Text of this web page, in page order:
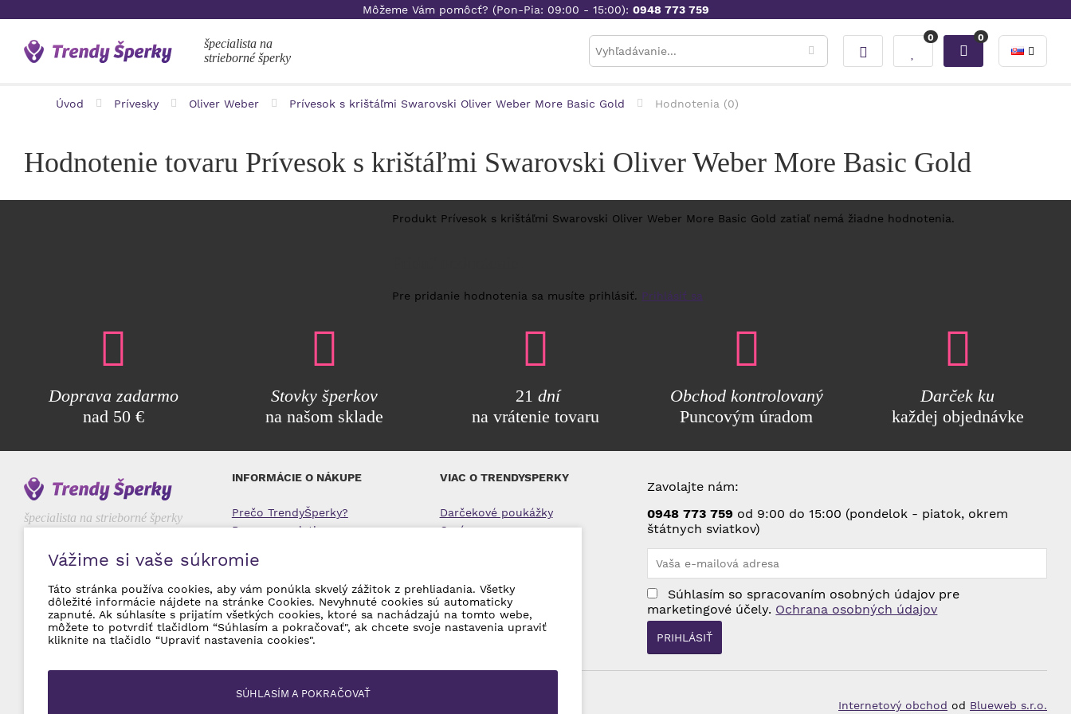
Môžeme Vám pomôcť? (Pon-Pia: 09:00 - 15:00): 0948 773 759
špecialista na
strieborné šperky
0 0
Úvod Prívesky Oliver Weber Prívesok s krištáľmi Swarovski Oliver Weber More Basic Gold Hodnotenia (0)
Hodnotenie tovaru Prívesok s krištáľmi Swarovski Oliver Weber More Basic Gold
Produkt Prívesok s krištáľmi Swarovski Oliver Weber More Basic Gold zatiaľ nemá žiadne hodnotenia.
Pre pridanie hodnotenia sa musíte prihlásiť. Prihlásiť sa
Doprava zadarmo
nad 50 €
Stovky šperkov
na našom sklade
21 dní
na vrátenie tovaru
Obchod kontrolovaný
Puncovým úradom
Darček ku
každej objednávke
špecialista na strieborné šperky
INFORMÁCIE O NÁKUPE
Prečo TrendyŠperky?
Doprava a platba
Obchodné podmienky
Reklamácie a vrátenie tovaru
Ochrana osobných údajov
VIAC O TRENDYSPERKY
Darčekové poukážky
O nás
Zavolajte nám:
0948 773 759 od 9:00 do 15:00 (pondelok - piatok, okrem
štátnych sviatkov)
Súhlasím so spracovaním osobných údajov pre
marketingové účely. Ochrana osobných údajov
Internetový obchod od Blueweb s.r.o.
Vážime si vaše súkromie
Táto stránka používa cookies, aby vám ponúkla skvelý zážitok z prehliadania. Všetky
dôležité informácie nájdete na stránke Cookies. Nevyhnuté cookies sú automaticky
zapnuté. Ak súhlasíte s prijatím všetkých cookies, ktoré sa nachádzajú na tomto webe,
môžete to potvrdiť tlačidlom “Súhlasím a pokračovať", ak chcete svoje nastavenia upraviť
kliknite na tlačidlo “Upraviť nastavenia cookies".
SÚHLASÍM A POKRAČOVAŤ